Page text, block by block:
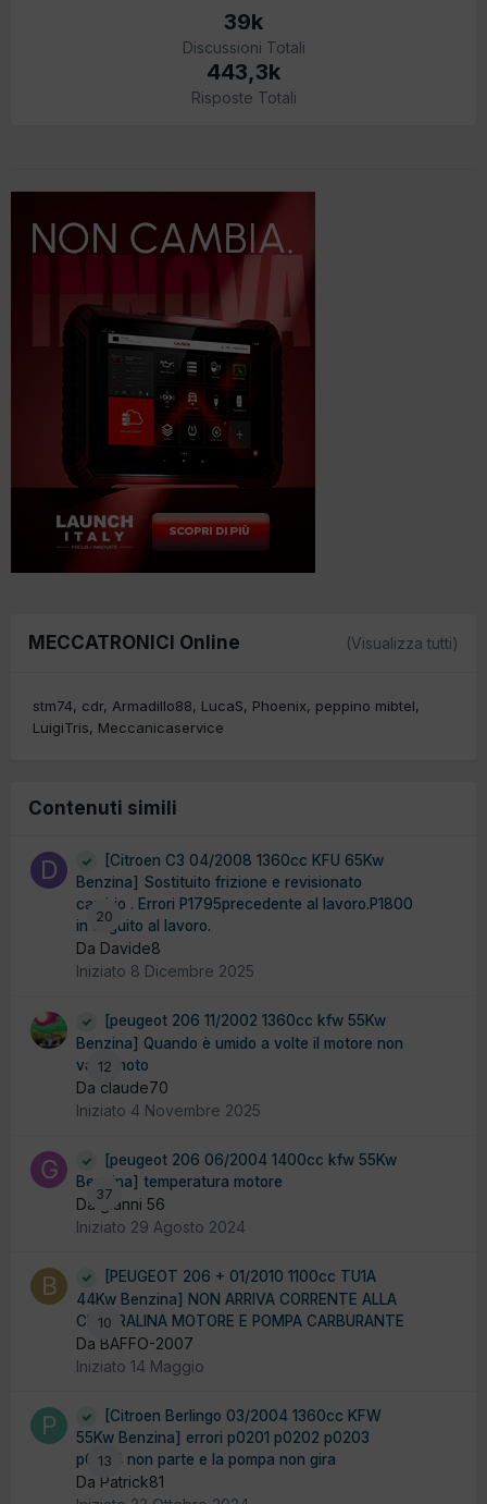
39k
Discussioni Totali
443,3k
Risposte Totali
MECCATRONICI Online (Visualizza tutti)
stm74 cdr Armadillo88 LucaS Phoenix
peppino mibtel
LuigiTris
Meccanicaservice
Contenuti simili
20
[Citroen C3 04/2008 1360cc KFU 65Kw
Benzina] Sostituito frizione e revisionato
cambio . Errori P1795precedente al lavoro.P1800
in seguito al lavoro.
Da Davide8
Iniziato 8 Dicembre 2025
12
[peugeot 206 11/2002 1360cc kfw 55Kw
Benzina] Quando è umido a volte il motore non
va in moto
Da claude70
Iniziato 4 Novembre 2025
37
[peugeot 206 06/2004 1400cc kfw 55Kw
Benzina] temperatura motore
Da gianni 56
Iniziato 29 Agosto 2024
10
[PEUGEOT 206 + 01/2010 1100cc TU1A
44Kw Benzina] NON ARRIVA CORRENTE ALLA
CENTRALINA MOTORE E POMPA CARBURANTE
Da BAFFO-2007
Iniziato 14 Maggio
13
[Citroen Berlingo 03/2004 1360cc KFW
55Kw Benzina] errori p0201 p0202 p0203
p0204 non parte e la pompa non gira
Da Patrick81